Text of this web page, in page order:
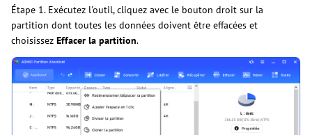
Étape 1. Exécutez l'outil, cliquez avec le bouton droit sur la
partition dont toutes les données doivent être effacées et
choisissez Effacer la partition.